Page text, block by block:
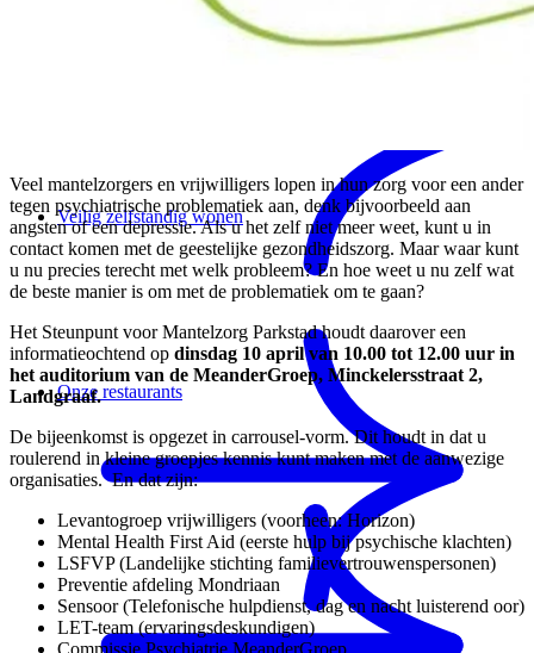
Veilig zelfstandig wonen
Onze restaurants
Veel mantelzorgers en vrijwilligers lopen in hun zorg voor een ander
tegen psychiatrische problematiek aan, denk bijvoorbeeld aan
angsten of een depressie. Als u het zelf niet meer weet, kunt u in
contact komen met de geestelijke gezondheidszorg. Maar waar kunt
u nu precies terecht met welk probleem? En hoe weet u nu zelf wat
de beste manier is om met de problematiek om te gaan?
Het Steunpunt voor Mantelzorg Parkstad houdt daarover een
informatieochtend op dinsdag 10 april van 10.00 tot 12.00 uur in
het auditorium van de MeanderGroep, Minckelersstraat 2,
Landgraaf.
De bijeenkomst is opgezet in carrousel-vorm. Dit houdt in dat u
roulerend in kleine groepjes kennis kunt maken met de aanwezige
organisaties. En dat zijn:
Levantogroep vrijwilligers (voorheen: Horizon)
Mental Health First Aid (eerste hulp bij psychische klachten)
LSFVP (Landelijke stichting familievertrouwenspersonen)
Preventie afdeling Mondriaan
Sensoor (Telefonische hulpdienst, dag en nacht luisterend oor)
LET-team (ervaringsdeskundigen)
Commissie Psychiatrie MeanderGroep